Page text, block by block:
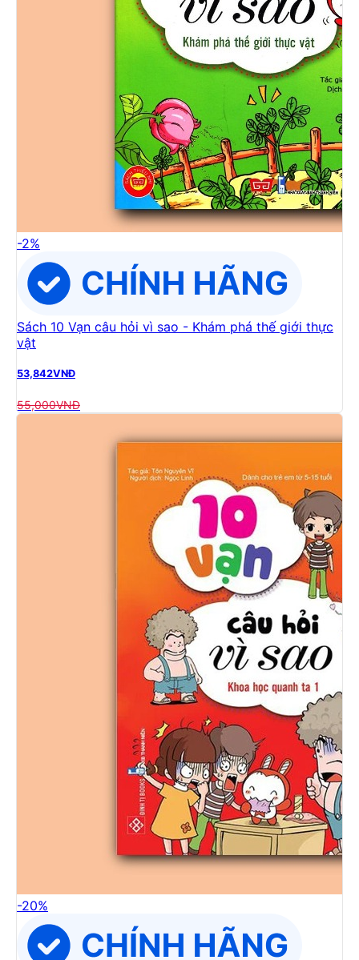
-2%
Sách 10 Vạn câu hỏi vì sao - Khám phá thế giới thực
vật
53,842VNĐ
55,000VNĐ
-20%